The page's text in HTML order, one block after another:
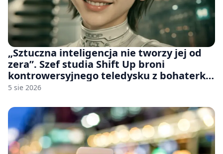
„Sztuczna inteligencja nie tworzy jej od
zera”. Szef studia Shift Up broni
kontrowersyjnego teledysku z bohaterką
Stellar Blade: Blood Rain
5 sie 2026